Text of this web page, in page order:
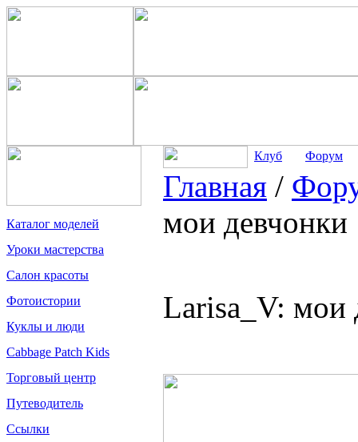
Каталог моделей
Уроки мастерства
Салон красоты
Фотоистории
Куклы и люди
Cabbage Patch Kids
Торговый центр
Путеводитель
Ссылки
Клуб Форум
Главная /
мои девчонки
Larisa_V: мои